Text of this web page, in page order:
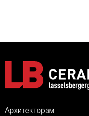
Архитекторам